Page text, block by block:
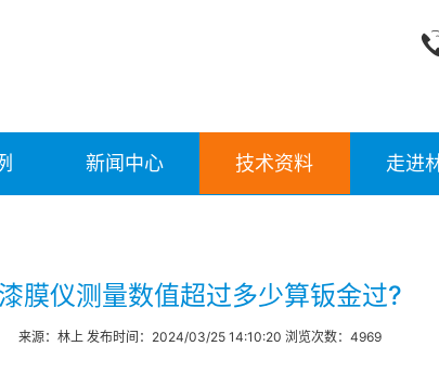
新闻中心 技术资料 走进
漆膜仪测量数值超过多少算钣金过?
来源：林上 发布时间：2024/03/25 14:10:20 浏览次数：4969